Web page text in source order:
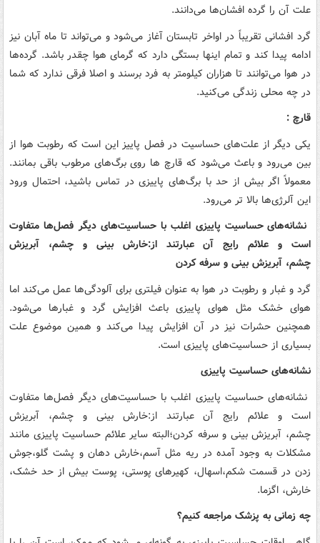
علت آن را گرده افشان‌ها می‌دانند.
گرد افشانی تقریباً در اواخر تابستان آغاز می‌شود و می‌تواند تا ماه آبان نیز
ادامه پیدا کند و تمام اینها بستگی دارد که گرمای هوا چقدر باشد. گرده‌ها
در هوا می‌توانند تا هزاران کیلومتر به فرد برسند و اصلا فرقی ندارد که شما
در چه محلی زندگی می‌کنید.
قارچ :
یکی دیگر از علت‌های حساسیت در فصل پاییز این است که رطوبت هوا از
بین می‌رود و باعث می‌شود که قارچ ها روی برگ‌های مرطوب باقی بمانند.
معمولاً اگر بیش از حد با برگ‌های پاییزی در تماس باشید، احتمال ورود
این آلرژی‌ها بالا تر می‌رود.
نشانه‌های حساسیت پاییزی اغلب با حساسیت‌های دیگر فصل‌ها متفاوت
است و علائم رایج آن عبارتند از:خارش بینی و چشم، آبریزش
چشم، آبریزش بینی و سرفه کردن
گرد و غبار و رطوبت در هوا به عنوان فیلتری برای آلودگی‌ها عمل می‌کند اما
هوای خشک مثل هوای پاییزی باعث افزایش گرد و غبارها می‌شود.
همچنین حشرات نیز در آن افزایش پیدا می‌کند و همین موضوع علت
بسیاری از حساسیت‌های پاییزی است.
نشانه‌های حساسیت پاییزی
نشانه‌های حساسیت پاییزی اغلب با حساسیت‌های دیگر فصل‌ها متفاوت
است و علائم رایج آن عبارتند از:خارش بینی و چشم، آبریزش
چشم، آبریزش بینی و سرفه کردن؛البته سایر علائم حساسیت پاییزی مانند
مشکلات به وجود آمده در ریه مثل آسم،خارش دهان و پشت گلو،جوش
زدن در قسمت شکم،اسهال، کهیرهای پوستی، پوست بیش از حد خشک،
خارش، اگزما.
چه زمانی به پزشک مراجعه کنیم؟